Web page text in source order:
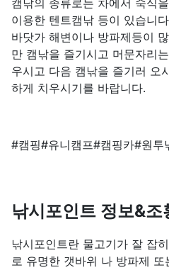
캠낚의 종류로는 차에서 숙식
이용한 텐트캠낚 등이 있습니
바닷가 해변이나 방파제등이
만 캠낚을 즐기시고 머문자리
우시고 다음 캠낚을 즐기러 오
하게 치우시기를 바랍니다.
#캠핑#유니캠프#캠핑카#원투
낚시포인트 정보&조
낚시포인트란 물고기가 잘 잡
로 유명한 갯바위 나 방파제